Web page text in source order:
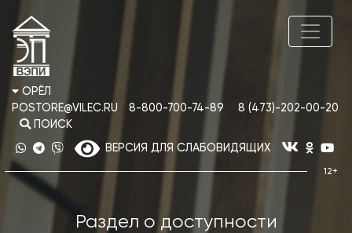
ОРЁЛ
POSTORE@VILEC.RU
8-800-700-74-89
8 (473)-202-00-20
ПОИСК
ВЕРСИЯ ДЛЯ СЛАБОВИДЯЩИХ
Раздел о доступности